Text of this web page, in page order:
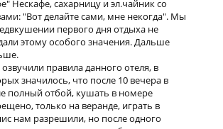
Нескафе, сахарницу и эл.чайник со
"Вот делайте сами, мне некогда". Мы
первого дня отдыха не
этому особого значения. Дальше
правила данного отеля, в
значилось, что после 10 вечера в
полный отбой, кушать в номере
только на веранде, играть в
нам разрешили, но после одного